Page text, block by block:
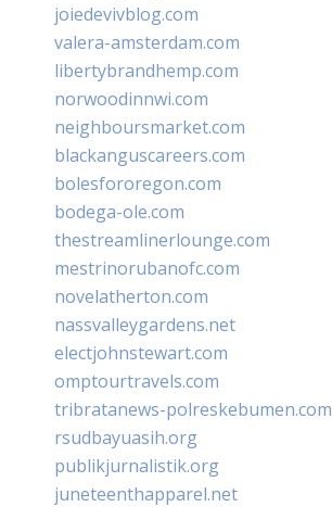
joiedevivblog.com
valera-amsterdam.com
libertybrandhemp.com
norwoodinnwi.com
neighboursmarket.com
blackanguscareers.com
bolesfororegon.com
bodega-ole.com
thestreamlinerlounge.com
mestrinorubanofc.com
novelatherton.com
nassvalleygardens.net
electjohnstewart.com
omptourtravels.com
tribratanews-polreskebumen.com
rsudbayuasih.org
publikjurnalistik.org
juneteenthapparel.net